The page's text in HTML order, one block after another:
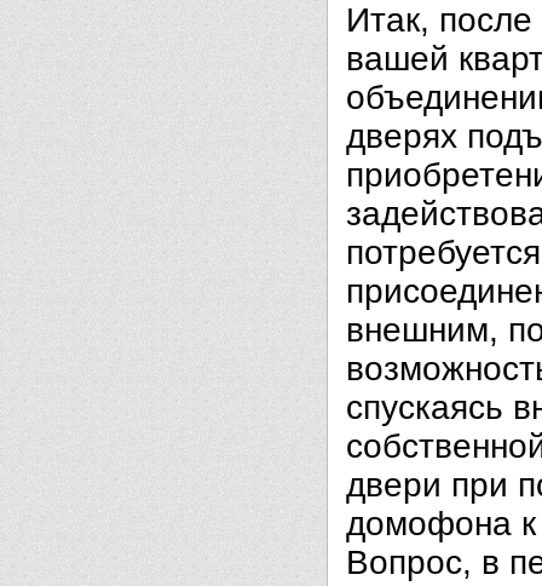
Итак,
вашей
дверях
внешним,
спускаясь
двери при
домофона
Вопрос, в